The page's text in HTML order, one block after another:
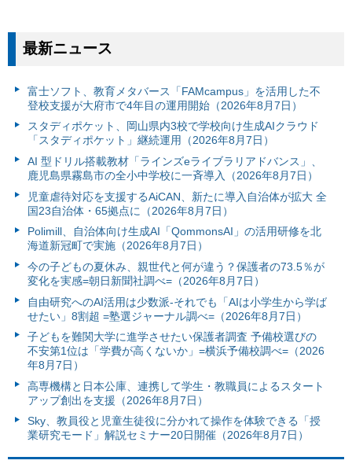
最新ニュース
富⼠ソフト、教育メタバース「FAMcampus」を活用した不
登校支援が大府市で4年目の運用開始（2026年8月7日）
スタディポケット、岡山県内3校で学校向け生成AIクラウド
「スタディポケット」継続運用（2026年8月7日）
AI 型ドリル搭載教材「ラインズeライブラリアドバンス」、
鹿児島県霧島市の全小中学校に一斉導入（2026年8月7日）
児童虐待対応を支援するAiCAN、新たに導入自治体が拡大 全
国23自治体・65拠点に（2026年8月7日）
Polimill、自治体向け生成AI「QommonsAI」の活用研修を北
海道新冠町で実施（2026年8月7日）
今の子どもの夏休み、親世代と何が違う？保護者の73.5％が
変化を実感=朝日新聞社調べ=（2026年8月7日）
自由研究へのAI活用は少数派-それでも「AIは小学生から学ば
せたい」8割超 =塾選ジャーナル調べ=（2026年8月7日）
子どもを難関大学に進学させたい保護者調査 予備校選びの
不安第1位は「学費が高くないか」=横浜予備校調べ=（2026
年8月7日）
高専機構と日本公庫、連携して学生・教職員によるスタート
アップ創出を支援（2026年8月7日）
Sky、教員役と児童生徒役に分かれて操作を体験できる「授
業研究モード」解説セミナー20日開催（2026年8月7日）